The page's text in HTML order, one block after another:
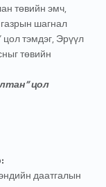
төвийн эмч,
шагнал
цол тэмдэг, Эрүүл
төвийн
цол
даатгалын